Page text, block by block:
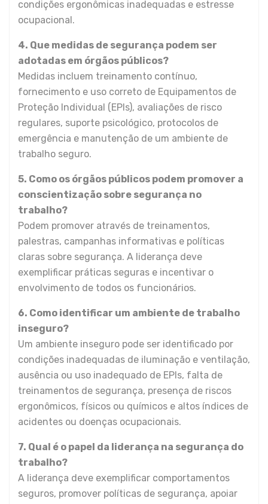
condições ergonômicas inadequadas e estresse
ocupacional.
4. Que medidas de segurança podem ser
adotadas em órgãos públicos?
Medidas incluem treinamento contínuo,
fornecimento e uso correto de Equipamentos de
Proteção Individual (EPIs), avaliações de risco
regulares, suporte psicológico, protocolos de
emergência e manutenção de um ambiente de
trabalho seguro.
5. Como os órgãos públicos podem promover a
conscientização sobre segurança no
trabalho?
Podem promover através de treinamentos,
palestras, campanhas informativas e políticas
claras sobre segurança. A liderança deve
exemplificar práticas seguras e incentivar o
envolvimento de todos os funcionários.
6. Como identificar um ambiente de trabalho
inseguro?
Um ambiente inseguro pode ser identificado por
condições inadequadas de iluminação e ventilação,
ausência ou uso inadequado de EPIs, falta de
treinamentos de segurança, presença de riscos
ergonômicos, físicos ou químicos e altos índices de
acidentes ou doenças ocupacionais.
7. Qual é o papel da liderança na segurança do
trabalho?
A liderança deve exemplificar comportamentos
seguros, promover políticas de segurança, apoiar